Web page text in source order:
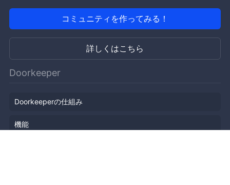
コミュニティを作ってみる！
詳しくはこちら
Doorkeeper
Doorkeeperの仕組み
機能